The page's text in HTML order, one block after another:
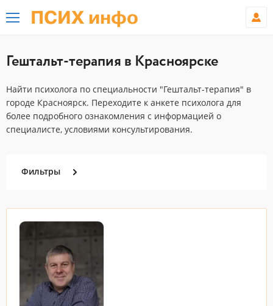
ПСИХ инфо
Гештальт-терапия в Красноярске
Найти психолога по специальности "Гештальт-терапия" в
городе Красноярск. Переходите к анкете психолога для
более подробного ознакомления с информацией о
специалисте, условиями консультирования.
Фильтры